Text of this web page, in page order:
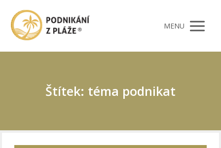
MENU
Štítek: téma podnikat